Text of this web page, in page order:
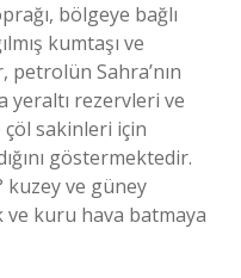
bölgeye bağlı
kumtaşı ve
petrolün Sahra’nın
yeraltı rezervleri ve
sakinleri için
göstermektedir.
kuzey ve güney
kuru hava batmaya